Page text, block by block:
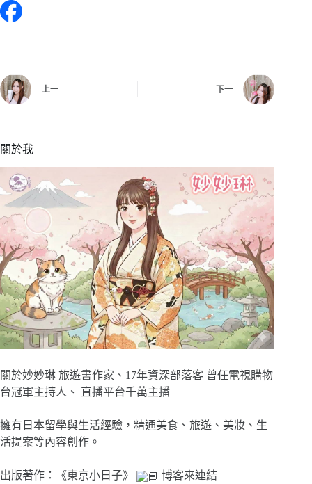
上一 下一
關於我
關於妙妙琳 旅遊書作家、17年資深部落客 曾任電視購物
台冠軍主持人、 直播平台千萬主播
擁有日本留學與生活經驗，精通美食、旅遊、美妝、生
活提案等內容創作。
出版著作：《東京小日子》 博客來連結